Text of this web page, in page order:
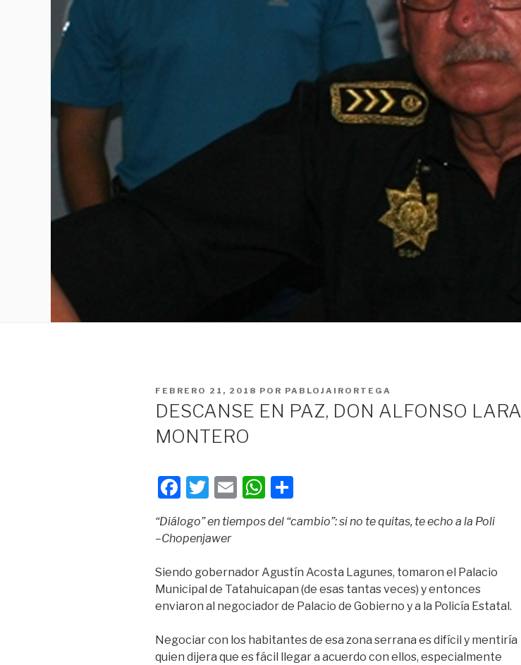
PUBLICADO
FEBRERO 21, 2018 POR PABLOJAIRORTEGA
DESCANSE EN PAZ, DON ALFONSO LARA
MONTERO
F
c
b
o
k
T
wi
tt
E
ail
W
h
at
A
p
m
ar
tir
“Diálogo” en tiempos del “cambio”: si no te quitas, te echo a la Poli
–Chopenjawer
Siendo gobernador Agustín Acosta Lagunes, tomaron el Palacio
Municipal de Tatahuicapan (de esas tantas veces) y entonces
enviaron al negociador de Palacio de Gobierno y a la Policía Estatal.
Negociar con los habitantes de esa zona serrana es difícil y mentiría
quien dijera que es fácil llegar a acuerdo con ellos, especialmente